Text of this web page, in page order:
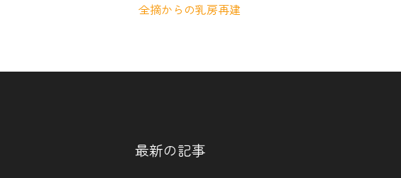
全摘からの乳房再建
最新の記事